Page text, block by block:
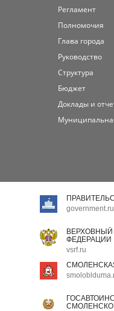
Регламент
Полномочия
Глава города
Руководство
Структура
Бюджет
Доклады и
government.ru
ФЕДЕРАЦИИ
vsrf.ru